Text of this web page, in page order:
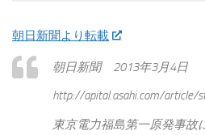
朝日新聞より転載
朝日新聞 2013年3月4日
http://apital.asahi.com/
東京電力福島第一原発事故